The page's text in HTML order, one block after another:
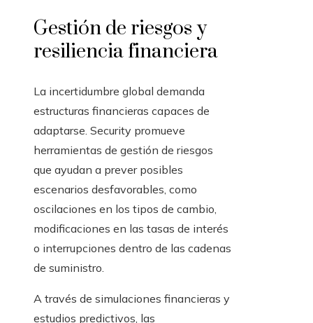
Gestión de riesgos y
resiliencia financiera
La incertidumbre global demanda
estructuras financieras capaces de
adaptarse. Security promueve
herramientas de gestión de riesgos
que ayudan a prever posibles
escenarios desfavorables, como
oscilaciones en los tipos de cambio,
modificaciones en las tasas de interés
o interrupciones dentro de las cadenas
de suministro.
A través de simulaciones financieras y
estudios predictivos, las